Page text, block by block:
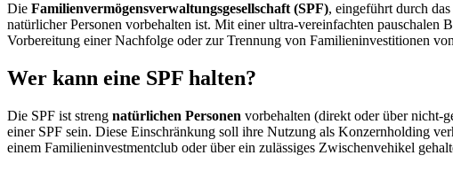
Die Familienvermögensverwaltungsgesellschaft (SPF), eingeführt durch
natürlicher Personen vorbehalten ist. Mit einer ultra-vereinfachten pauschalen
Vorbereitung einer Nachfolge oder zur Trennung von Familieninvestitionen
Wer kann eine SPF halten?
Die SPF ist streng natürlichen Personen vorbehalten (direkt oder über nicht-
einer SPF sein. Diese Einschränkung soll ihre Nutzung als Konzernholding
einem Familieninvestmentclub oder über ein zulässiges Zwischenvehikel